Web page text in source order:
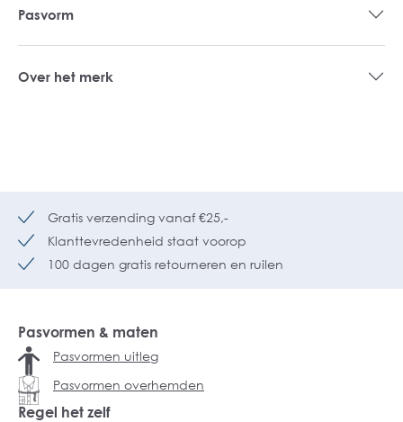
Pasvorm
Over het merk
Gratis verzending vanaf €25,-
Klanttevredenheid staat voorop
100 dagen gratis retourneren en ruilen
Pasvormen & maten
Pasvormen uitleg
Pasvormen overhemden
Regel het zelf